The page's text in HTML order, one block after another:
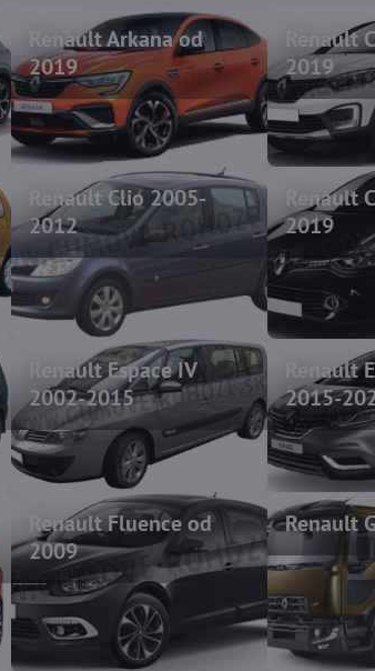
Renault Arkana od
2019
Renault
2019
Renault Clio 2005-
2012
Renault
2019
Renault Espace IV
2002-2015
Renault
2015-
Renault Fluence od
2009
Renault